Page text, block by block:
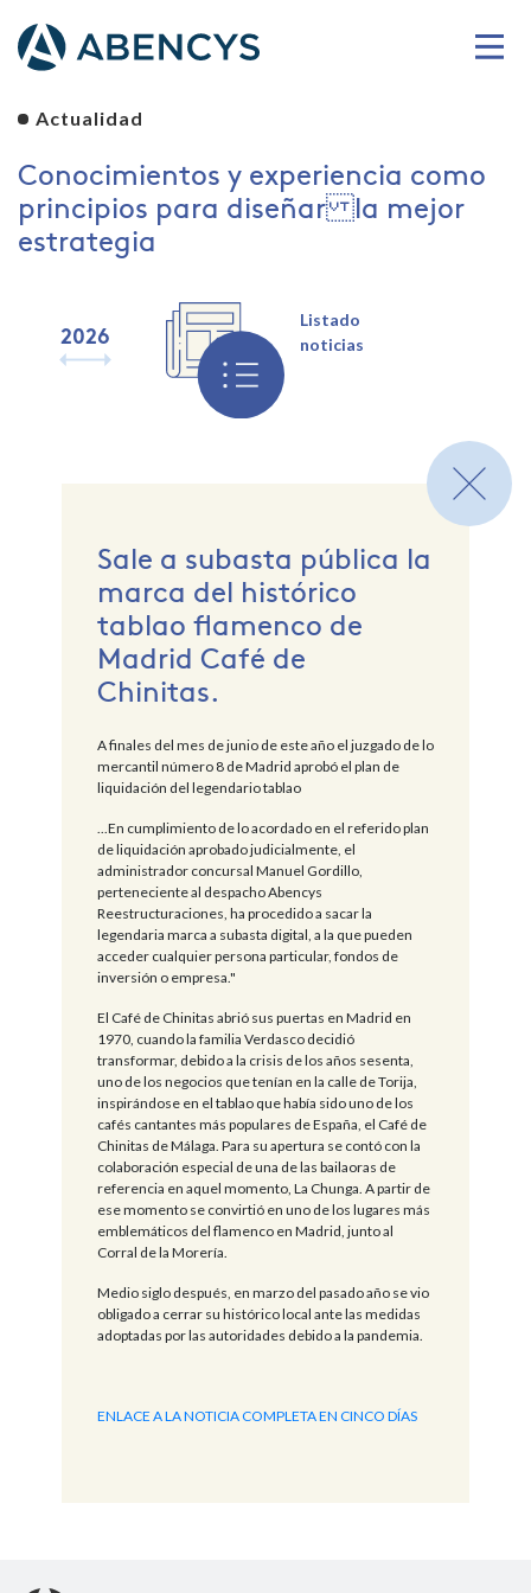
Actualidad
Conocimientos y experiencia como
principios para diseñar la mejor
estrategia
2026 2024 2023 2022 2021
Listado
noticias
Sale a subasta pública la
marca del histórico
tablao flamenco de
Madrid Café de
Chinitas.
A finales del mes de junio de este año el juzgado de lo
mercantil número 8 de Madrid aprobó el plan de
liquidación del legendario tablao
...En cumplimiento de lo acordado en el referido plan
de liquidación aprobado judicialmente, el
administrador concursal Manuel Gordillo,
perteneciente al despacho Abencys
Reestructuraciones, ha procedido a sacar la
legendaria marca a subasta digital, a la que pueden
acceder cualquier persona particular, fondos de
inversión o empresa."
El Café de Chinitas abrió sus puertas en Madrid en
1970, cuando la familia Verdasco decidió
transformar, debido a la crisis de los años sesenta,
uno de los negocios que tenían en la calle de Torija,
inspirándose en el tablao que había sido uno de los
cafés cantantes más populares de España, el Café de
Chinitas de Málaga. Para su apertura se contó con la
colaboración especial de una de las bailaoras de
referencia en aquel momento, La Chunga. A partir de
ese momento se convirtió en uno de los lugares más
emblemáticos del flamenco en Madrid, junto al
Corral de la Morería.
Medio siglo después, en marzo del pasado año se vio
obligado a cerrar su histórico local ante las medidas
adoptadas por las autoridades debido a la pandemia.
ENLACE A LA NOTICIA COMPLETA EN CINCO DÍAS